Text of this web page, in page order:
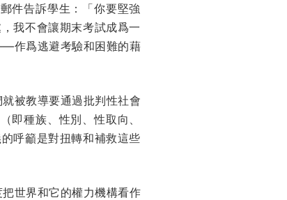
件告訴學生：「你要堅強
我不會讓期末考試成爲一
作爲逃避考驗和困難的藉
被教導要通過批判性社會
即種族、性別、性取向、
呼籲是對扭轉和補救這些
世界和它的權力機構看作